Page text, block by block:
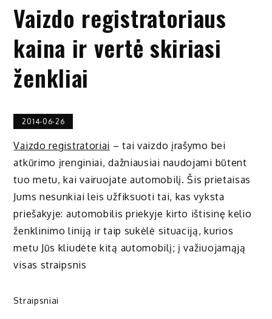
Vaizdo registratoriaus
kaina ir vertė skiriasi
ženkliai
2014-06-26
Vaizdo registratoriai – tai vaizdo įrašymo bei
atkūrimo įrenginiai, dažniausiai naudojami būtent
tuo metu, kai vairuojate automobilį. Šis prietaisas
Jums nesunkiai leis užfiksuoti tai, kas vyksta
priešakyje: automobilis priekyje kirto ištisinę kelio
ženklinimo liniją ir taip sukėlė situaciją, kurios
metu Jūs kliudėte kitą automobilį; į važiuojamąją
visas straipsnis
Straipsniai